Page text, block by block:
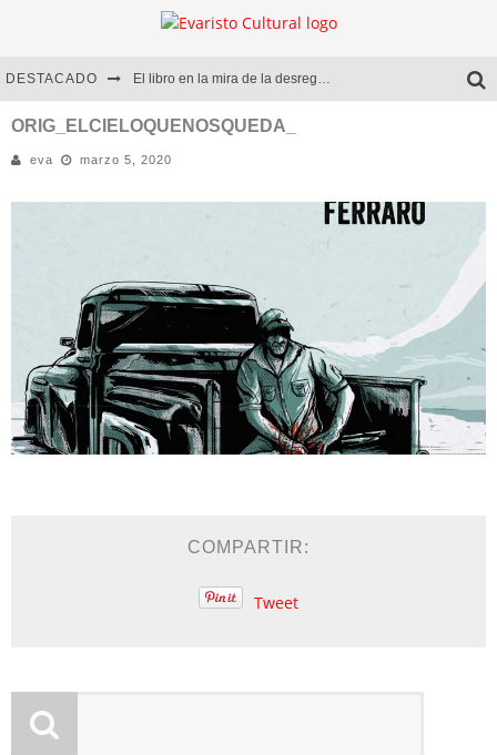
DESTACADO El libro en la mira de la desregulación
Marcelo Rubio | El llovedor
Diego Meret | Hotel Acapulco
ORIG_ELCIELOQUENOSQUEDA_
eva marzo 5, 2020
COMPARTIR:
Tweet